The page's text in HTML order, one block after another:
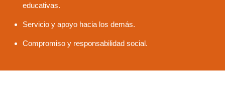
educativas.
Servicio y apoyo hacia los demás.
Compromiso y responsabilidad social.